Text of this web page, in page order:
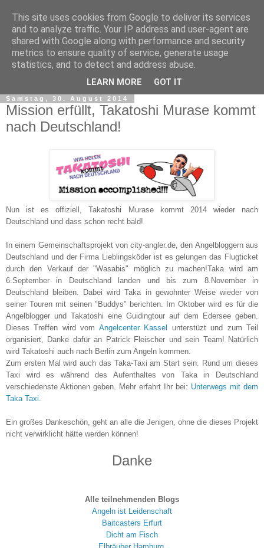
Samstag, 30. August 2014
Mission erfüllt, Takatoshi Murase kommt
nach Deutschland!
Nun ist es offiziell, Takatoshi Murase kommt 2014 wieder nach
Deutschland und dass schon recht bald!
In einem Gemeinschaftsprojekt von city-angler.de, den Angelbloggern aus
Deutschland und der Firma Lieblingsköder ist es gelungen das Flugticket
durch den Verkauf der "Wasabis" möglich zu machen!Taka wird am
6.September in Deutschland landen und bis zum 8.November in
Deutschland bleiben. Dabei wird Taka in gewohnter Weise wieder von
seiner Touren mit seinen "Buddys" berichten. Im Oktober wird es für die
Angelblogger und Takatoshi eine Guidingtour auf dem Edersee geben.
Dieses Treffen wird vom Angelcenter Kassel
unterstüzt und zum Teil
organisiert, Danke dafür an Patrick Fleischer und sein Team! Natürlich
wird Takatoshi auch nach Berlin zum Angeln kommen.
Zum ersten Mal wird auch das Taka-Taxi am Start sein. Rund um dieses
Taxi wird es während des Aufenthaltes von Taka in Deutschland
verschiedenste Aktionen geben. Mehr erfahrt Ihr bei: Unterwegs mit dem
Taka Taxi.
Ein großes Dankeschön, geht an alle die Jenigen, ohne die dieses Projekt
nicht verwirklicht hätte werden können!
Danke
Alle teilnehmenden Blogs
Angeln ist Leidenschaft
Baitcasters Erfurt
Dicht am Fisch
This site uses cookies from Google to deliver its services
and to analyze traffic. Your IP address and user-agent are
shared with Google along with performance and security
metrics to ensure quality of service, generate usage
statistics, and to detect and address abuse.
LEARN MORE GOT IT